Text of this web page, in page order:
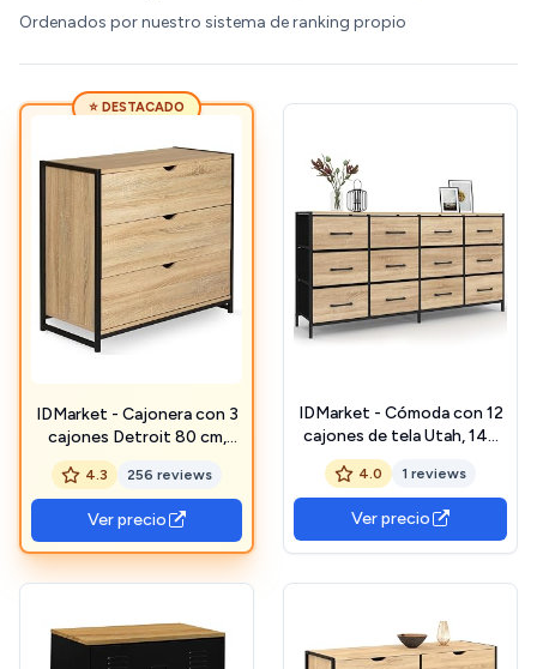
Ordenados por nuestro sistema de ranking propio
⭐ DESTACADO
IDMarket - Cajonera con 3
cajones Detroit 80 cm,
diseño industrial
4.3 256 reviews
Ver precio
IDMarket - Cómoda con 12
cajones de tela Utah, 140
cm, mueble de
almacenamiento, diseño
industrial
4.0 1 reviews
Ver precio